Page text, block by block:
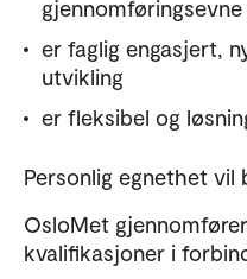
gjennomføringsevne
er faglig engasjert,
utvikling
er fleksibel og
Personlig egnethet vil
OsloMet
kvalifikasjoner i